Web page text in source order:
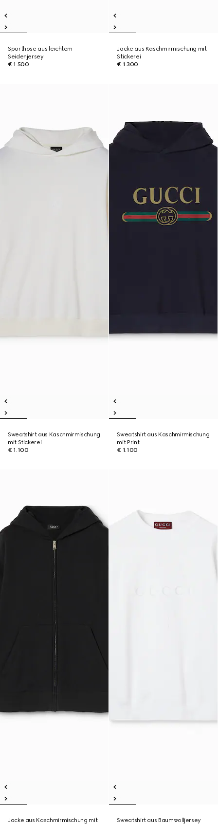
Sporthose aus leichtem
Seidenjersey
€ 1.500
Jacke aus Kaschmirmischung mit
Stickerei
€ 1.300
Sweatshirt aus Kaschmirmischung
mit Stickerei
€ 1.100
Sweatshirt aus Kaschmirmischung
mit Print
€ 1.100
Jacke aus Kaschmirmischung mit
Sweatshirt aus Baumwolljersey